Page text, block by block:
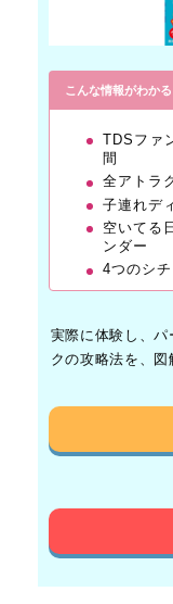
こんな情報がわかる
TDSファ
間
全アトラ
子連れデ
空いてる
ンダー
4つのシ
実際に体験し、
クの攻略法を、